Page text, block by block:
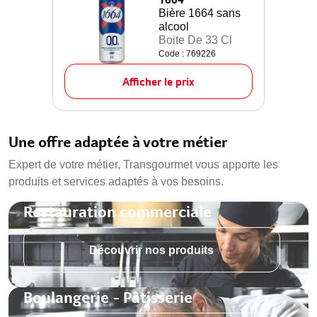
Bière 1664 sans
alcool
Boite De 33 Cl
Code : 769226
Afficher le prix
Une offre adaptée à votre métier
Expert de votre métier, Transgourmet vous apporte les
produits et services adaptés à vos besoins.
Restauration commerciale
Découvrir nos produits
Boulangerie - Pâtisserie